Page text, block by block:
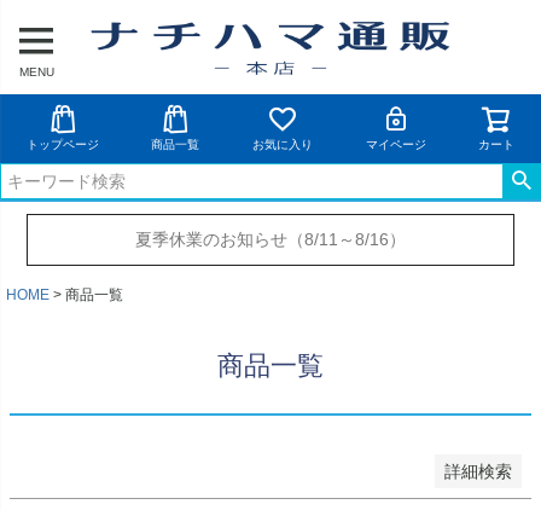
MENU
トップページ 商品一覧 お気に入り マイページ カート
夏季休業のお知らせ（8/11～8/16）
HOME 商品一覧
商品一覧
詳細検索
キーワード
価格
〜
商品番号/JANコード
並び順
新着順
キーワードヒット順
検索